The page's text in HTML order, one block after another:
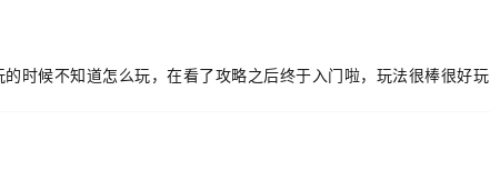
时候不知道怎么玩，在看了攻略之后终于入门啦，玩法很棒很好玩